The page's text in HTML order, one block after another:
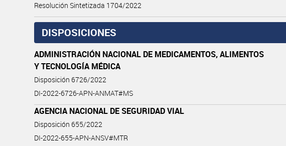
Resolución Sintetizada 1704/2022
DISPOSICIONES
ADMINISTRACIÓN NACIONAL DE MEDICAMENTOS, ALIMENTOS
Y TECNOLOGÍA MÉDICA
Disposición 6726/2022
DI-2022-6726-APN-ANMAT#MS
AGENCIA NACIONAL DE SEGURIDAD VIAL
Disposición 655/2022
DI-2022-655-APN-ANSV#MTR